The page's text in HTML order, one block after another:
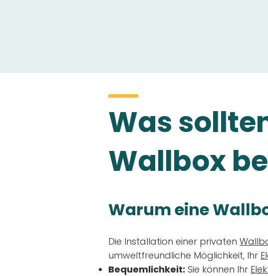
Was
Wallbox
Warum eine
Die Installation einer privaten
umweltfreundliche Möglichkeit, Ihr
Bequemlichkeit: Sie können Ihr